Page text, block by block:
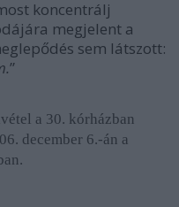
koncentrálj
megjelent a
sem látszott:
”
a 30. kórházban
december 6.-án a